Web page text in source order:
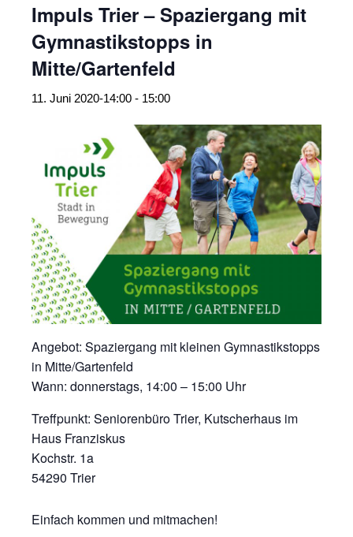
Impuls Trier – Spaziergang mit
Gymnastikstopps in
Mitte/Gartenfeld
11. Juni 2020-14:00 - 15:00
Angebot: Spaziergang mit kleinen Gymnastikstopps
in Mitte/Gartenfeld
Wann: donnerstags, 14:00 – 15:00 Uhr
Treffpunkt: Seniorenbüro Trier, Kutscherhaus im
Haus Franziskus
Kochstr. 1a
54290 Trier
Einfach kommen und mitmachen!